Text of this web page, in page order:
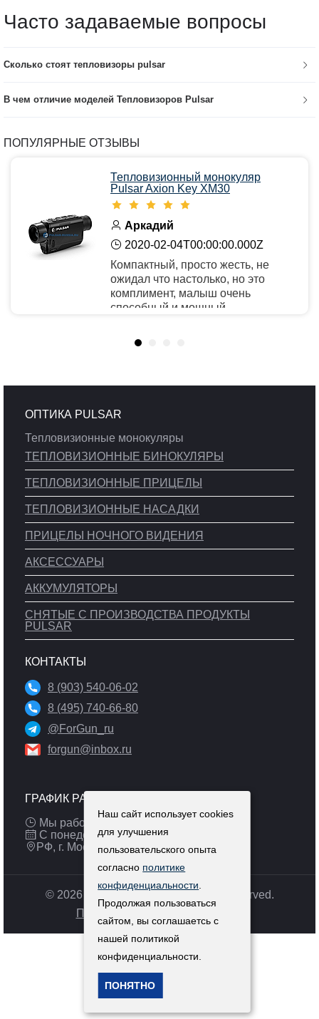
Часто задаваемые вопросы
Сколько стоят тепловизоры pulsar
В чем отличие моделей Тепловизоров Pulsar
ПОПУЛЯРНЫЕ ОТЗЫВЫ
Тепловизионный монокуляр
Pulsar Axion Key XM30
Аркадий
2020-02-04T00:00:00.000Z
Компактный, просто жесть, не
ожидал что настолько, но это
комплимент, малыш очень
способный и мощный.
ОПТИКА PULSAR
Тепловизионные монокуляры
ТЕПЛОВИЗИОННЫЕ БИНОКУЛЯРЫ
ТЕПЛОВИЗИОННЫЕ ПРИЦЕЛЫ
ТЕПЛОВИЗИОННЫЕ НАСАДКИ
ПРИЦЕЛЫ НОЧНОГО ВИДЕНИЯ
АКСЕССУАРЫ
АККУМУЛЯТОРЫ
СНЯТЫЕ С ПРОИЗВОДСТВА ПРОДУКТЫ
PULSAR
КОНТАКТЫ
8 (903) 540-06-02
8 (495) 740-66-80
@ForGun_ru
forgun@inbox.ru
ГРАФИК РАБОТЫ
Мы работаем: 9:00 — 19:00 (МСК)
С понедельника по пятницу
РФ, г. Москва
© 2026 Pulsar-russia.ru. All Rights Reserved.
Политика конфиденциальности
Наш сайт использует cookies
для улучшения
пользовательского опыта
согласно политике
конфиденциальности
Продолжая пользоваться
сайтом, вы соглашаетсь с
нашей политикой
конфиденциальности.
ПОНЯТНО